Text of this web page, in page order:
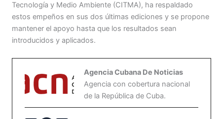
Tecnología y Medio Ambiente (CITMA), ha respaldado
estos empeños en sus dos últimas ediciones y se propone
mantener el apoyo hasta que los resultados sean
introducidos y aplicados.
Agencia Cubana De Noticias
Agencia con cobertura nacional
de la República de Cuba.